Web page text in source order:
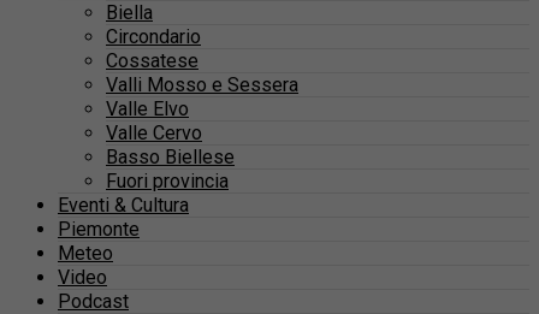
Biella
Circondario
Cossatese
Valli Mosso e Sessera
Valle Elvo
Valle Cervo
Basso Biellese
Fuori provincia
Eventi & Cultura
Piemonte
Meteo
Video
Podcast